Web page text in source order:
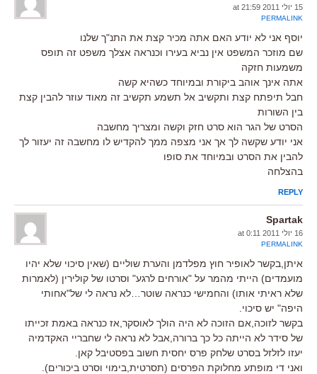
15 יולי 2011 at 21:59
PERMALINK
יוסף אני לא יודע האם אתה מכיר קצת את התנ"ך שלנו
שם מוזכר המשפט אין נביא בעירו וכנראה אצלך משפט זה תופס
משמעות חזקה
אתה אינך אוהב ביקורת ובמיוחד כשהיא קשה
חבל תיפתח קצת ותקשיב אל תשמע תקשיב זה מאוד עוזר להבין קצת
בין השורות
הסרט של הגר הוא סרט חזק וקשה ומצריך מחשבה
אני יודע שקשה לך אך אני מצפה ממך להקדיש לו מחשבה זה יעזור לך
להבין את הסרט ובמיוחד את סופו
בהצלחה
REPLY
Spartak
16 יולי 2011 at 0:11
PERMALINK
איתן,בקשר לאופיר חוץ מפלדמן והערת שוליים (שאין סיכוי שלא יהיו
מועמדים) הייתי מהמר על "אורחים לרגע" וסרטו של קולירין (לאמרות
שלא ראיתי אותו) והחמישי כנראה שוטר…לא נראה לי של"אחותי
היפה" יש סיכוי.
בקשר לזוכה,אם הזוכה לא היה הולך לאוסקר,אז כנראה באמת זכייתו
של סידר לא הייתה כל כך ברורה,אבל לא נראה לי שחבריי האקדמיה
יעזו לזלזל בסרט שלחק פרס יחסית חשוב בפסטיבל קאן.
ואני די מופתע מחלוקת הפרסים (תסרטית,בימוי וסרט ביכורים).